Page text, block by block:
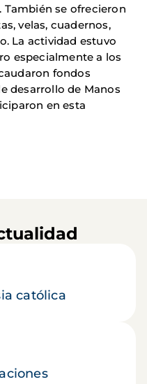
También se ofrecieron
velas, cuadernos,
La actividad estuvo
especialmente a los
fondos
desarrollo de Manos
en esta
católica